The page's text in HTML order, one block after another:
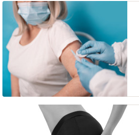
Voir
Système
immunitaire
affaibli
(immunodépression
ou
immunodéficience)